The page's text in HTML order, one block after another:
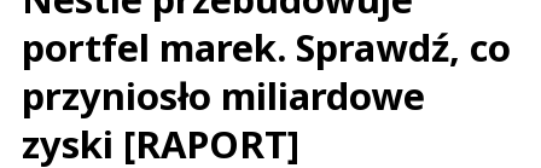
portfel marek. Sprawdź, co
przyniosło miliardowe
zyski [RAPORT]